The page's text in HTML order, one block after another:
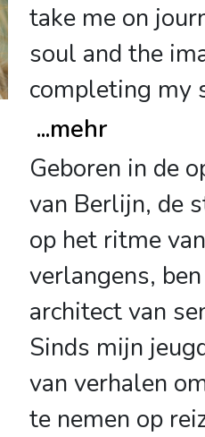
take me on
soul and the
completing my
...mehr
Geboren in de
van Berlijn, de
op het ritme
verlangens,
architect van
Sinds mijn
van verhalen
te nemen op